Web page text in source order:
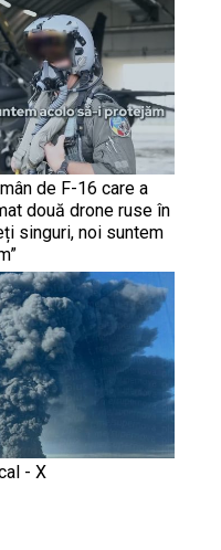
militară istorică:
ucraineană FPV a
în Rusia un
Mi-8, lovind de
elice (Video).
a devenit pradă
al
de tancuri
pe frontul
Ce poate face
italian B1
și de ce este
pentru contra-
Ucrainei
ucraineană
falsul rusesc
ocuparea localității
(Video)
au lăsat Kievul în
în urma celui mai
atac asupra
energetice a
(VIDEO)
de F-16 care a
două drone ruse în
singuri, noi suntem
- X